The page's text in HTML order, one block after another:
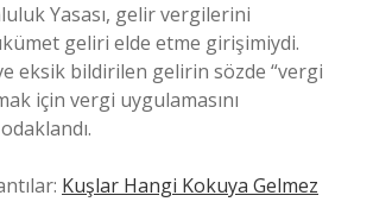
Yasası, gelir vergilerini
geliri elde etme girişimiydi.
eksik bildirilen gelirin sözde “vergi
için vergi uygulamasını
Kuşlar Hangi Kokuya Gelmez